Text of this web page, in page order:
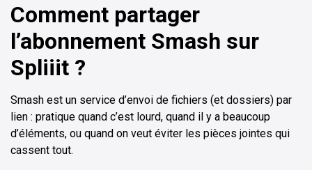
Comment partager
l’abonnement Smash sur
Spliiit ?
Smash est un service d’envoi de fichiers (et dossiers) par
lien : pratique quand c’est lourd, quand il y a beaucoup
d’éléments, ou quand on veut éviter les pièces jointes qui
cassent tout.